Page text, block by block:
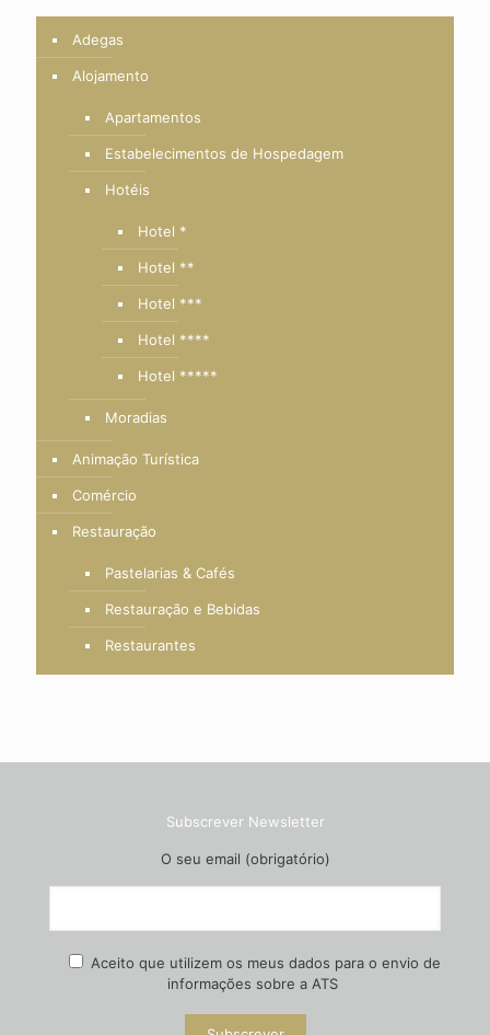
Adegas
Alojamento
Apartamentos
Estabelecimentos de Hospedagem
Hotéis
Hotel *
Hotel **
Hotel ***
Hotel ****
Hotel *****
Moradias
Animação Turística
Comércio
Restauração
Pastelarias & Cafés
Restauração e Bebidas
Restaurantes
Subscrever Newsletter
O seu email (obrigatório)
Aceito que utilizem os meus dados para o envio de
informações sobre a ATS